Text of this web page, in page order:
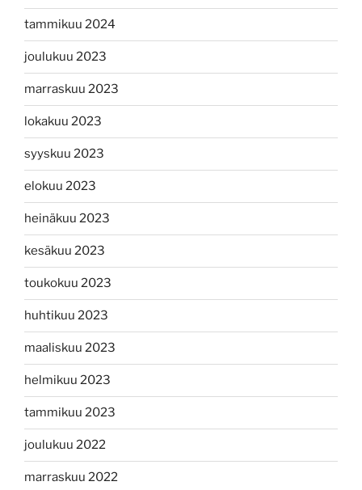
tammikuu 2024
joulukuu 2023
marraskuu 2023
lokakuu 2023
syyskuu 2023
elokuu 2023
heinäkuu 2023
kesäkuu 2023
toukokuu 2023
huhtikuu 2023
maaliskuu 2023
helmikuu 2023
tammikuu 2023
joulukuu 2022
marraskuu 2022